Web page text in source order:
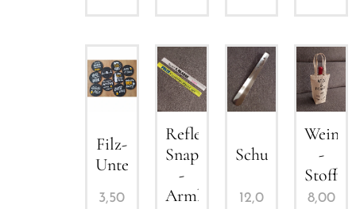
Filz-
Untersetzer
3,50
Reflektierendes
Snap
-
Armband
Schuhlöffel
12,0
-
8,00